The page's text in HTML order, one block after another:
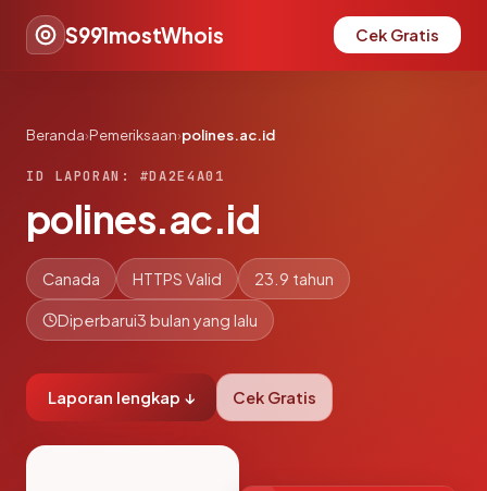
S991mostWhois Cek Gratis
Beranda›Pemeriksaan›polines.ac.id
ID LAPORAN: #DA2E4A01
polines.ac.id
Canada HTTPS Valid 23.9 tahun
Diperbarui3 bulan yang lalu
Laporan lengkap ↓ Cek Gratis